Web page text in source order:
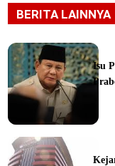
BERITA LAINNYA
Isu